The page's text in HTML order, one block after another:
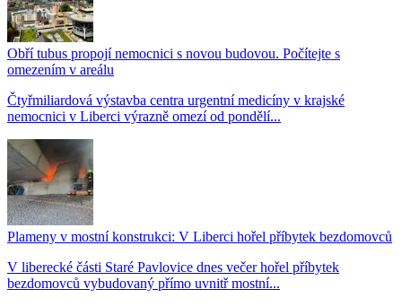
Obří tubus propojí nemocnici s novou budovou. Počítejte s
omezením v areálu
Čtyřmiliardová výstavba centra urgentní medicíny v krajské
nemocnici v Liberci výrazně omezí od pondělí...
Plameny v mostní konstrukci: V Liberci hořel příbytek bezdomovců
V liberecké části Staré Pavlovice dnes večer hořel příbytek
bezdomovců vybudovaný přímo uvnitř mostní...